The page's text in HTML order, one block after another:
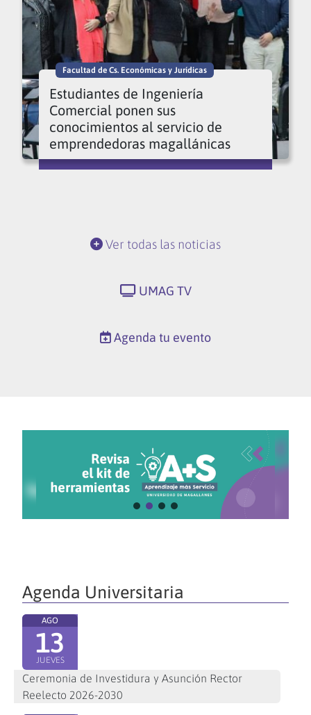
Facultad de Cs. Económicas y Jurídicas
Estudiantes de Ingeniería
Comercial ponen sus
conocimientos al servicio de
emprendedoras magallánicas
Ver todas las noticias
UMAG TV
Agenda tu evento
Agenda Universitaria
AGO
13
JUEVES
Ceremonia de Investidura y Asunción Rector
Reelecto 2026-2030